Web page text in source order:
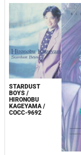
STARDUST
BOYS /
HIRONOBU
KAGEYAMA /
COCC-9692